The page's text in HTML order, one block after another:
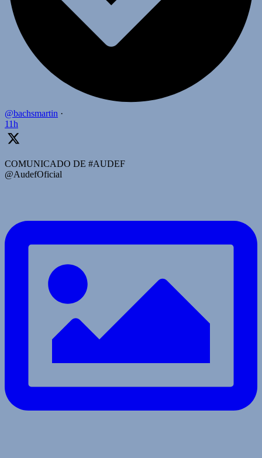
@bachsmartin ·
11h
COMUNICADO DE #AUDEF
@AudefOficial